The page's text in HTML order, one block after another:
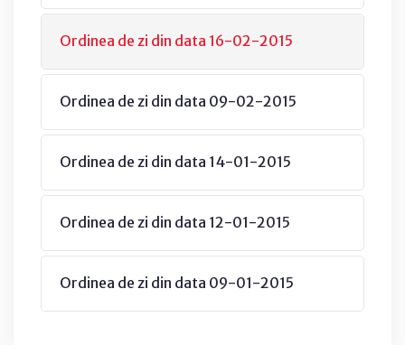
Ordinea de zi din data 16-02-2015
Ordinea de zi din data 09-02-2015
Ordinea de zi din data 14-01-2015
Ordinea de zi din data 12-01-2015
Ordinea de zi din data 09-01-2015